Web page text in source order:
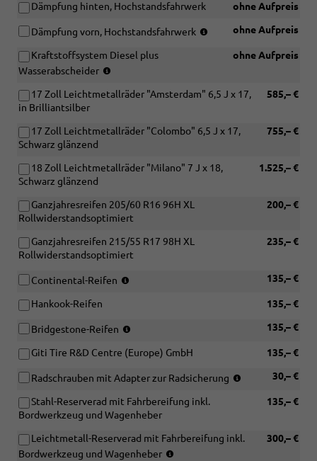
Verbindung
[IS9]
Funktionssteuergerät
[IS2]
Funktionssteuergerät
ABH-
[IS4]
Steuerung
für
ohne Aufpreis
Dämpfung hinten, Hochstandsfahrwerk
ohne Aufpreis
Dämpfung vorn, Hochstandsfahrwerk
Verbindung
Dämpfung
ohne Aufpreis
Kraftstoffsystem Diesel plus
Wasserabscheider
Verbindung
585,– €
17 Zoll Leichtmetallräder "Amsterdam" 6,5 J x 17,
in Brilliantsilber
755,– €
17 Zoll Leichtmetallräder "Colombo" 6,5 J x 17,
Schwarz glänzend
1.525,– €
18 Zoll Leichtmetallräder "Milano" 7 J x 18,
Schwarz glänzend
200,– €
Ganzjahresreifen 205/60 R16 96H XL
Rollwiderstandsoptimiert
235,– €
Ganzjahresreifen 215/55 R17 98H XL
Rollwiderstandsoptimiert
135,– €
Continental-Reifen
Ganzjahresreifen
205/60
R16
96H
XL
oder
Ganzjahresreifen
215/55
135,– €
Hankook-Reifen
135,– €
Bridgestone-Reifen
Verbindung
[J69]
Ganzjahresreifen
205/60
R16
96H
XL
135,– €
Giti Tire R&D Centre (Europe) GmbH
30,– €
Radschrauben mit Adapter zur Radsicherung
Verbindung
135,– €
Stahl-Reserverad mit Fahrbereifung inkl.
Bordwerkzeug und Wagenheber
300,– €
Leichtmetall-Reserverad mit Fahrbereifung inkl.
Bordwerkzeug und Wagenheber